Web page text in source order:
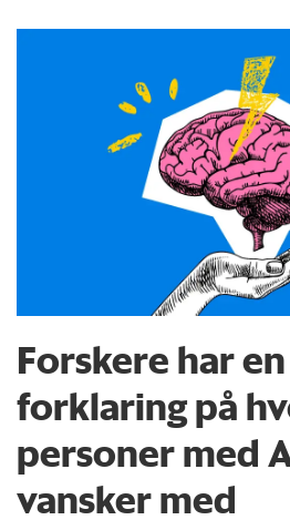
Forskere har
forklaring på
personer med
vansker med